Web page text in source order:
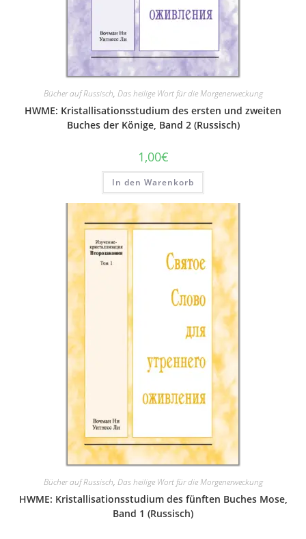
Bücher auf Russisch, Das heilige Wort für die Morgenerweckung
HWME: Kristallisationsstudium des ersten und zweiten
Buches der Könige, Band 2 (Russisch)
1,00€
In den Warenkorb
Bücher auf Russisch, Das heilige Wort für die Morgenerweckung
HWME: Kristallisationsstudium des fünften Buches Mose,
Band 1 (Russisch)